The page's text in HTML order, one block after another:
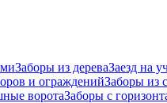
Заборы из дереваЗаезд на
и огражденийЗаборы из
воротаЗаборы с